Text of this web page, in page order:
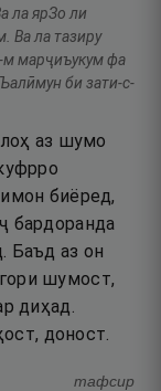
ла ярЗо ли
Ва ла тазиру
м марҷиъукум фа
би зати-с-
аз шумо
биёред,
бардоранда
Баъд аз он
шумост,
диҳад.
доност.
тафсир